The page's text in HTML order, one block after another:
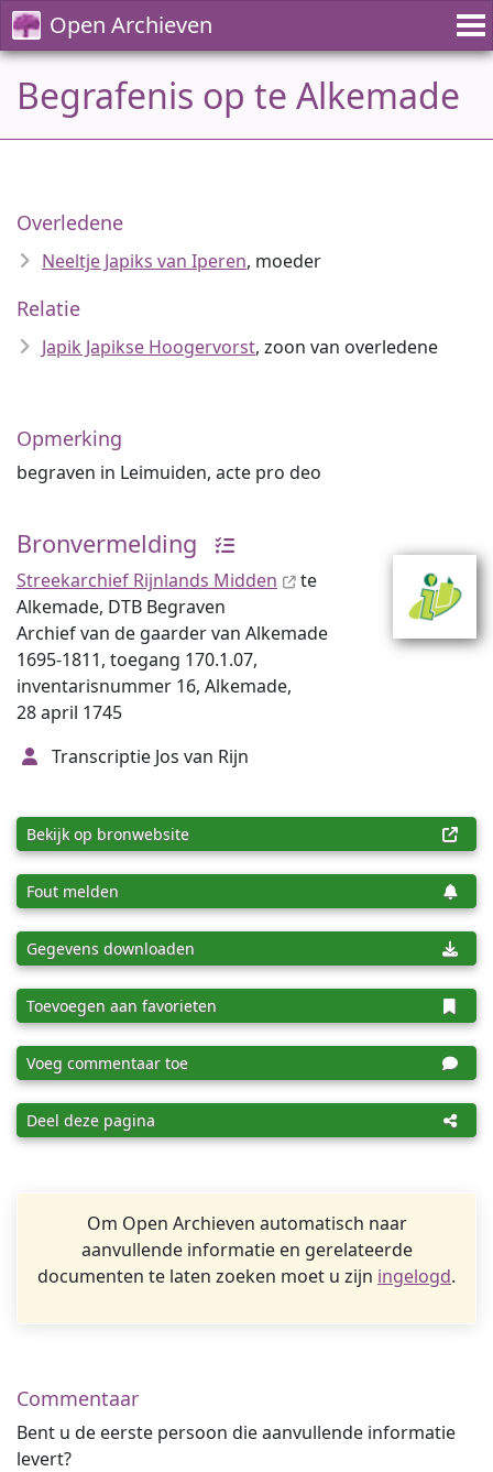
Open Archieven
Begrafenis op te Alkemade
Overledene
Neeltje Japiks van Iperen, moeder
Relatie
Japik Japikse Hoogervorst, zoon van overledene
Opmerking
begraven in Leimuiden, acte pro deo
Bronvermelding
Streekarchief Rijnlands Midden
te
Alkemade, DTB Begraven
Archief van de gaarder van Alkemade
1695-1811, toegang 170.1.07,
inventarisnummer 16, Alkemade,
28 april 1745
Transcriptie Jos van Rijn
Bekijk op bronwebsite
Fout melden
Gegevens downloaden
Toevoegen aan favorieten
Voeg commentaar toe
Deel deze pagina
Om Open Archieven automatisch naar
aanvullende informatie en gerelateerde
documenten te laten zoeken moet u zijn ingelogd.
Commentaar
Bent u de eerste persoon die aanvullende informatie
levert?